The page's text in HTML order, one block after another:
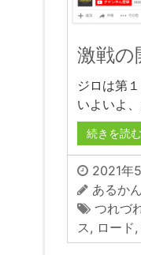
激戦の
ジロは第
いよいよ
続きを読む
2021年
あるか
つれづ
ス , ロード,